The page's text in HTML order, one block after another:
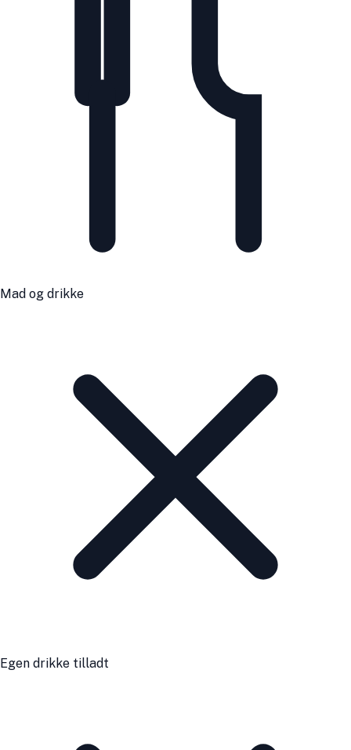
Mad og drikke
Egen drikke tilladt